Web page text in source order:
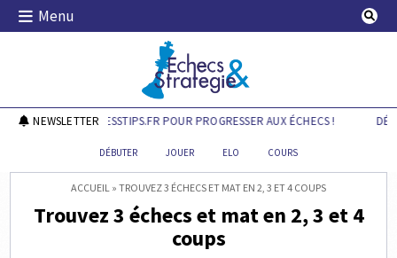
Skip
Menu
Echecs & Stratégie
NEWSLETTER
DÉCOUVREZ CHESSTIPS.FR POUR PROGRESSER AUX ÉCHECS !
DÉBUTER JOUER ELO COURS
ACCUEIL » TROUVEZ 3 ÉCHECS ET MAT EN 2, 3 ET 4 COUPS
Trouvez 3 échecs et mat en 2, 3 et 4
coups